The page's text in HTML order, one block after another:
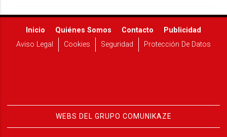
Inicio Quiénes Somos Contacto
Publicidad
Aviso Legal
Cookies Seguridad Protección De Datos
WEBS DEL GRUPO COMUNIKAZE